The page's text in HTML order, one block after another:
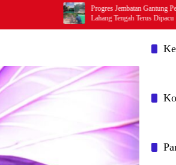
Progres Jembatan Gantung Perintis Garuda
Lahang Tengah Terus Dipacu